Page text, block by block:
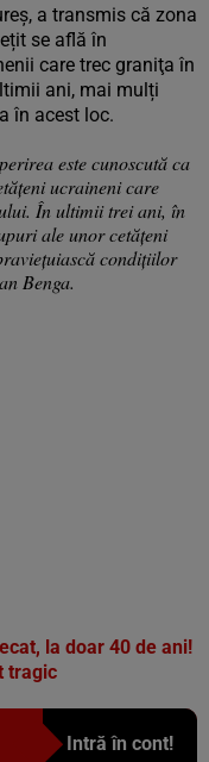
a transmis că zona
se află în
care trec graniţa în
ani, mai mulți
în acest loc.
este cunoscută ca
ucraineni care
În ultimii trei ani, în
ale unor cetăţeni
condiţiilor
Benga.
la doar 40 de ani!
tragic
Intră în cont!